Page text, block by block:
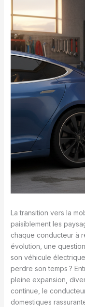
La transition vers la
paisiblement les
chaque conducteur à
évolution, une
son véhicule
perdre son temps ?
pleine expansion,
continue, le
domestiques